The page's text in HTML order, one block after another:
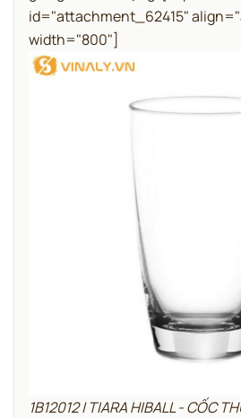
id="attachment_62415"
width="800"]
1B12012 | TIARA HIBALL - CỐC